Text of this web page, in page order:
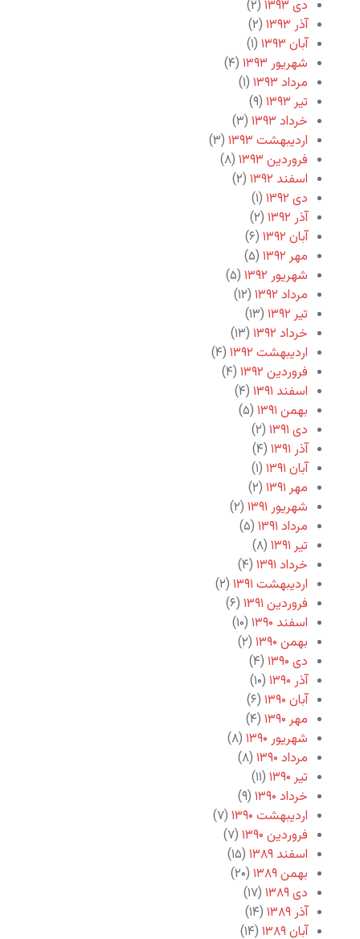
دی ۱۳۹۳
(۲)
آذر ۱۳۹۳
(۲)
آبان ۱۳۹۳
(۱)
شهریور ۱۳۹۳
(۴)
مرداد ۱۳۹۳
(۱)
تیر ۱۳۹۳
(۹)
خرداد ۱۳۹۳
(۳)
اردیبهشت ۱۳۹۳
(۳)
فروردین ۱۳۹۳
(۸)
اسفند ۱۳۹۲
(۲)
دی ۱۳۹۲
(۱)
آذر ۱۳۹۲
(۲)
آبان ۱۳۹۲
(۶)
مهر ۱۳۹۲
(۵)
شهریور ۱۳۹۲
(۵)
مرداد ۱۳۹۲
(۱۲)
تیر ۱۳۹۲
(۱۳)
خرداد ۱۳۹۲
(۱۳)
اردیبهشت ۱۳۹۲
(۴)
فروردین ۱۳۹۲
(۴)
اسفند ۱۳۹۱
(۴)
بهمن ۱۳۹۱
(۵)
دی ۱۳۹۱
(۲)
آذر ۱۳۹۱
(۴)
آبان ۱۳۹۱
(۱)
مهر ۱۳۹۱
(۲)
شهریور ۱۳۹۱
(۲)
مرداد ۱۳۹۱
(۵)
تیر ۱۳۹۱
(۸)
خرداد ۱۳۹۱
(۴)
اردیبهشت ۱۳۹۱
(۲)
فروردین ۱۳۹۱
(۶)
اسفند ۱۳۹۰
(۱۰)
بهمن ۱۳۹۰
(۲)
دی ۱۳۹۰
(۴)
آذر ۱۳۹۰
(۱۰)
آبان ۱۳۹۰
(۶)
مهر ۱۳۹۰
(۴)
شهریور ۱۳۹۰
(۸)
مرداد ۱۳۹۰
(۸)
تیر ۱۳۹۰
(۱۱)
خرداد ۱۳۹۰
(۹)
اردیبهشت ۱۳۹۰
(۷)
فروردین ۱۳۹۰
(۷)
اسفند ۱۳۸۹
(۱۵)
بهمن ۱۳۸۹
(۲۰)
دی ۱۳۸۹
(۱۷)
آذر ۱۳۸۹
(۱۴)
آبان ۱۳۸۹
(۱۴)